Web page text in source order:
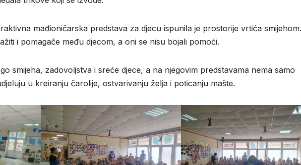
mađioničarska predstava za djecu ispunila je prostorije vrtića smijehom.
i pomagače među djecom, a oni se nisu bojali pomoći.
smijeha, zadovoljstva i sreće djece, a na njegovim predstavama nema samo
u kreiranju čarolije, ostvarivanju želja i poticanju mašte.